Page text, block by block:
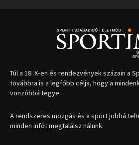
Túl a 18. X-en és rendezvények százain a
továbbra is a legfőbb célja, hogy a
vonzóbbá tegye.
A rendszeres mozgás és a sport jobbá
minden infót megtalálsz nálunk.